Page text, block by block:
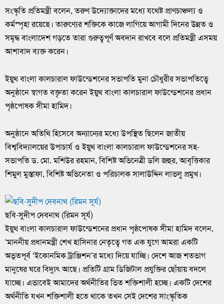
সংস্কৃতি প্রতিমন্ত্রী বলেন, তরুণ উদ্যোক্তাদের মধ্যে যথেষ্ট প্রাণচাঞ্চল্য ও
কর্মস্পৃহা রয়েছে। তারুণ্যের শক্তিকে কাজে লাগিয়ে আগামী দিনের উন্নত ও
সমৃদ্ধ বাংলাদেশ গড়তে তারা গুরুত্বপূর্ণ অবদান রাখবে বলে প্রতিমন্ত্রী এসময়
আশাবাদ ব্যক্ত করেন।
ইয়ুথ বাংলা কালচারাল ফাউন্ডেশনের সভাপতি মুনা চৌধুরীর সভাপতিত্বে
অনুষ্ঠানে স্বাগত বক্তৃতা করেন ইয়ুথ বাংলা কালচারাল ফাউন্ডেশনের প্রধান
পৃষ্ঠপোষক সীমা হামিদ।
অনুষ্ঠানে অতিথি হিসেবে অন্যান্যের মধ্যে উপস্থিত ছিলেন জাতীয়
বিশ্ববিদ্যালয়ের উপাচার্য ও ইয়ুথ বাংলা কালচারাল ফাউন্ডেশনের সহ-
সভাপতি ড. মো. মশিউর রহমান, বিশিষ্ট অভিনেত্রী ডলি জহুর, আবৃত্তিকার
শিমুল মুস্তাফা, বিশিষ্ট অভিনেতা ও পরিচালক সালাউদ্দিন লাভলু প্রমুখ।
ছবি-সুদীপ দেবনাথ (রিমন সূর্য)
ইয়ুথ বাংলা কালচারাল ফাউন্ডেশনের প্রধান পৃষ্ঠপোষক সীমা হামিদ বলেন,
‘মাননীয় প্রধানমন্ত্রী শেখ হাসিনার নেতৃত্বে গত এক যুগে আমরা একটি
অভূতপূর্ব ‘ইকোনমিক ট্রাঞ্জিশন’র মধ্যে দিয়ে যাচ্ছি। দেশে আজ শতভাগ
মানুষের ঘরে বিদ্যুৎ আছে। প্রতিটি গ্রাম ডিজিটাল প্রযুক্তির ছোঁয়ায় বদলে
যাচ্ছে। এভাবেই আমাদের অর্থনীতির ভিত শক্তিশালী হচ্ছে। একটি দেশের
অর্থনীতি যখন শক্তিশালী হতে থাকে তখন সেই দেশের সাংস্কৃতিক